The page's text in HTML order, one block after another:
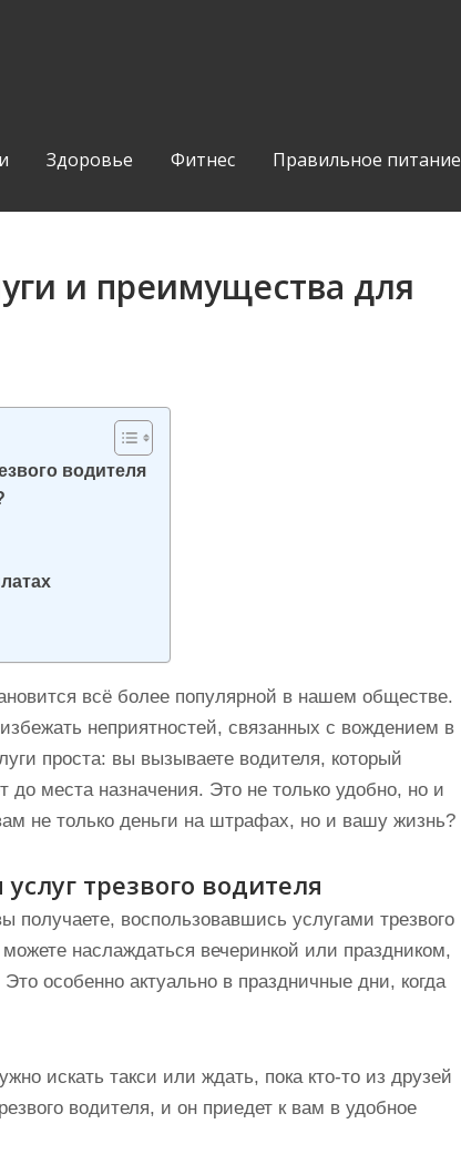
Здоровье Фитнес Правильное питание
и преимущества для
водителя
всё более популярной в нашем обществе.
неприятностей, связанных с вождением в
проста: вы вызываете водителя, который
места назначения. Это не только удобно, но и
не только деньги на штрафах, но и вашу жизнь?
трезвого водителя
получаете, воспользовавшись услугами трезвого
наслаждаться вечеринкой или праздником,
особенно актуально в праздничные дни, когда
искать такси или ждать, пока кто-то из друзей
водителя, и он приедет к вам в удобное